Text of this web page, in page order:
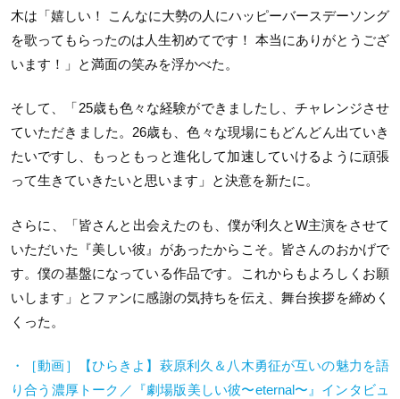
木は「嬉しい！ こんなに大勢の人にハッピーバースデーソング
を歌ってもらったのは人生初めてです！ 本当にありがとうござ
います！」と満面の笑みを浮かべた。
そして、「25歳も色々な経験ができましたし、チャレンジさせ
ていただきました。26歳も、色々な現場にもどんどん出ていき
たいですし、もっともっと進化して加速していけるように頑張
って生きていきたいと思います」と決意を新たに。
さらに、「皆さんと出会えたのも、僕が利久とW主演をさせて
いただいた『美しい彼』があったからこそ。皆さんのおかげで
す。僕の基盤になっている作品です。これからもよろしくお願
いします」とファンに感謝の気持ちを伝え、舞台挨拶を締めく
くった。
・［動画］【ひらきよ】萩原利久＆八木勇征が互いの魅力を語
り合う濃厚トーク／『劇場版美しい彼〜eternal〜』インタビュ